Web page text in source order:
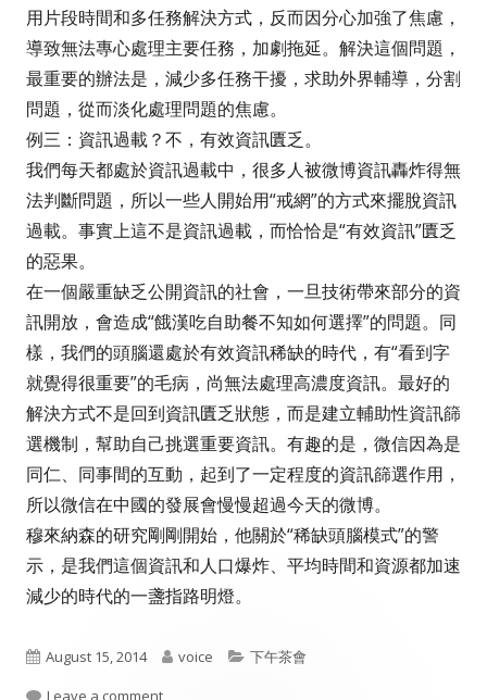
用片段時間和多任務解決方式，反而因分心加強了焦慮，
導致無法專心處理主要任務，加劇拖延。解決這個問題，
最重要的辦法是，減少多任務干擾，求助外界輔導，分割
問題，從而淡化處理問題的焦慮。
例三：資訊過載？不，有效資訊匱乏。
我們每天都處於資訊過載中，很多人被微博資訊轟炸得無
法判斷問題，所以一些人開始用“戒網”的方式來擺脫資訊
過載。事實上這不是資訊過載，而恰恰是“有效資訊”匱乏
的惡果。
在一個嚴重缺乏公開資訊的社會，一旦技術帶來部分的資
訊開放，會造成“餓漢吃自助餐不知如何選擇”的問題。同
樣，我們的頭腦還處於有效資訊稀缺的時代，有“看到字
就覺得很重要”的毛病，尚無法處理高濃度資訊。最好的
解決方式不是回到資訊匱乏狀態，而是建立輔助性資訊篩
選機制，幫助自己挑選重要資訊。有趣的是，微信因為是
同仁、同事間的互動，起到了一定程度的資訊篩選作用，
所以微信在中國的發展會慢慢超過今天的微博。
穆來納森的研究剛剛開始，他關於“稀缺頭腦模式”的警
示，是我們這個資訊和人口爆炸、平均時間和資源都加速
減少的時代的一盞指路明燈。
Published
on
August 15, 2014 Author
voice Categories
下午茶會
Leave a commenton 窮人